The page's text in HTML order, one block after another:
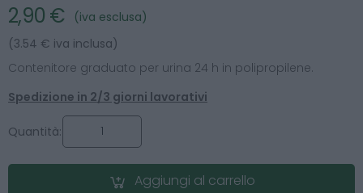
2,90 €
(iva esclusa)
(3.54 € iva inclusa)
Contenitore graduato per urina 24 h in polipropilene.
Spedizione in 2/3 giorni lavorativi
Quantità:
Aggiungi al carrello